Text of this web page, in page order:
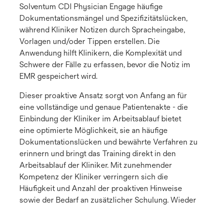
Solventum CDI Physician Engage häufige
Dokumentationsmängel und Spezifizitätslücken,
während Kliniker Notizen durch Spracheingabe,
Vorlagen und/oder Tippen erstellen. Die
Anwendung hilft Klinikern, die Komplexität und
Schwere der Fälle zu erfassen, bevor die Notiz im
EMR gespeichert wird.
Dieser proaktive Ansatz sorgt von Anfang an für
eine vollständige und genaue Patientenakte - die
Einbindung der Kliniker im Arbeitsablauf bietet
eine optimierte Möglichkeit, sie an häufige
Dokumentationslücken und bewährte Verfahren zu
erinnern und bringt das Training direkt in den
Arbeitsablauf der Kliniker. Mit zunehmender
Kompetenz der Kliniker verringern sich die
Häufigkeit und Anzahl der proaktiven Hinweise
sowie der Bedarf an zusätzlicher Schulung. Wieder